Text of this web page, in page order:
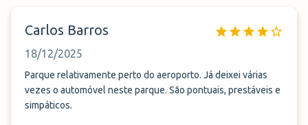
Carlos Barros
18/12/2025
Parque relativamente perto do aeroporto. Já deixei várias
vezes o automóvel neste parque. São pontuais, prestáveis e
simpáticos.